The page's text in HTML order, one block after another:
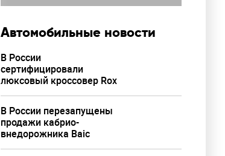
Автомобильные новости
В России
сертифицировали
люксовый кроссовер Rox
В России перезапущены
продажи кабрио-
внедорожника Baic